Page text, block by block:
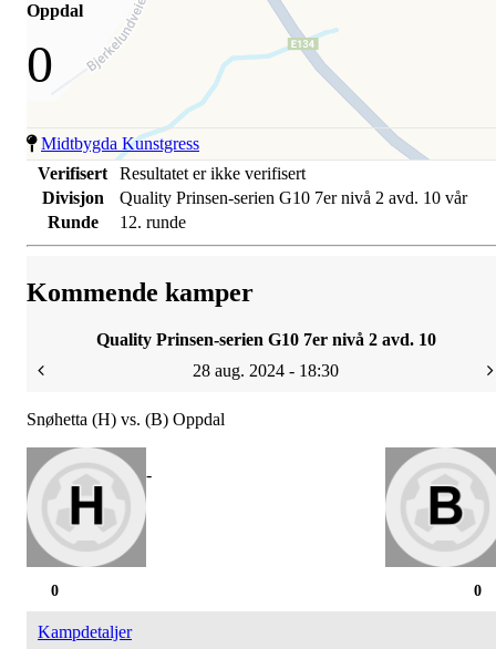
Oppdal
0
Midtbygda Kunstgress
Verifisert
Resultatet er ikke verifisert
Divisjon
Quality Prinsen-serien G10 7er nivå 2 avd. 10 vår
Runde
12. runde
Kommende kamper
Quality Prinsen-serien G10 7er nivå 2 avd. 10
28 aug. 2024 - 18:30
Snøhetta (H) vs. (B) Oppdal
-
0
0
Kampdetaljer